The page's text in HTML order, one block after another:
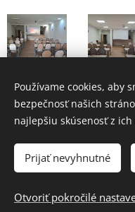
Používame cookies, aby
bezpečnosť našich
najlepšiu skúsenosť z ich
Prijať nevyhnutné
Otvoriť pokročilé